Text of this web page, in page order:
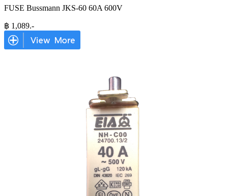
FUSE Bussmann JKS-60 60A 600V
฿ 1,089.-